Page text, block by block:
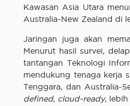
Kawasan Asia Utara
Australia-New Zealand di
Jaringan juga akan
Menurut hasil survei,
tantangan Teknologi
mendukung tenaga kerja
Tenggara, dan Australia-
defined, cloud-ready, lebih